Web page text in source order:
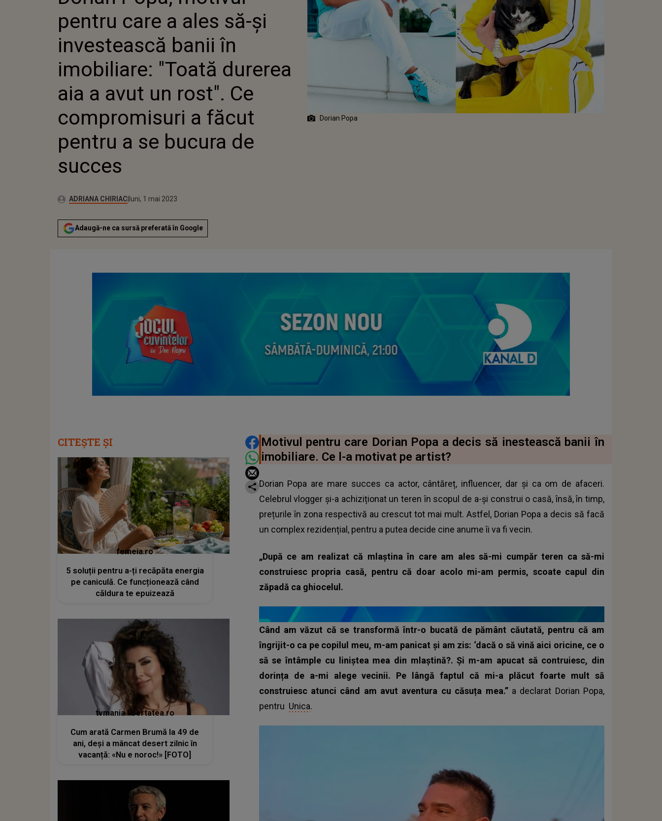
IMOBILIARE: "TOATĂ DUREREA
AIA A AVUT UN ROST". CE
COMPROMISURI A FĂCUT
PENTRU A SE BUCURA DE
SUCCES
pentru care a ales să-și
investească banii în
imobiliare: "Toată durerea
aia a avut un rost". Ce
compromisuri a făcut
pentru a se bucura de
succes
Autor:ADRIANA CHIRIAC Publicat:
luni, 1 mai 2023
Adaugă-ne ca sursă preferată în Google
Dorian Popa
DISTRIBUIE ARTICOLUL
Motivul pentru care Dorian Popa a decis să inestească banii în
imobiliare. Ce l-a motivat pe artist?
Dorian Popa are mare succes ca actor, cântăreț, influencer, dar și ca om de afaceri.
Celebrul vlogger și-a achiziționat un teren în scopul de a-și construi o casă, însă, în timp,
prețurile în zona respectivă au crescut tot mai mult. Astfel, Dorian Popa a decis să facă
un complex rezidențial, pentru a putea decide cine anume îi va fi vecin.
„După ce am realizat că mlaștina în care am ales să-mi cumpăr teren ca să-mi
construiesc propria casă, pentru că doar acolo mi-am permis, scoate capul din
zăpadă ca ghiocelul.
Când am văzut că se transformă într-o bucată de pământ căutată, pentru că am
îngrijit-o ca pe copilul meu, m-am panicat și am zis: ‘dacă o să vină aici oricine, ce o
să se întâmple cu liniștea mea din mlaștină?. Și m-am apucat să contruiesc, din
dorința de a-mi alege vecinii. Pe lângă faptul că mi-a plăcut foarte mult să
construiesc atunci când am avut aventura cu căsuța mea.” a declarat Dorian Popa,
pentru Unica.
CITEȘTE ȘI
femeia.ro
5 soluții pentru a-ți recăpăta energia
pe caniculă. Ce funcționează când
căldura te epuizează
tvmania.libertatea.ro
Cum arată Carmen Brumă la 49 de
ani, deși a mâncat desert zilnic în
vacanță: «Nu e noroc!» [FOTO]